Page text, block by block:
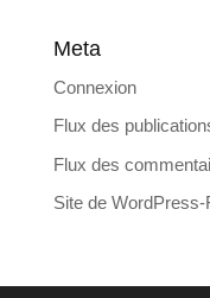
Meta
Connexion
Flux des
Flux des
Site de WordPress-